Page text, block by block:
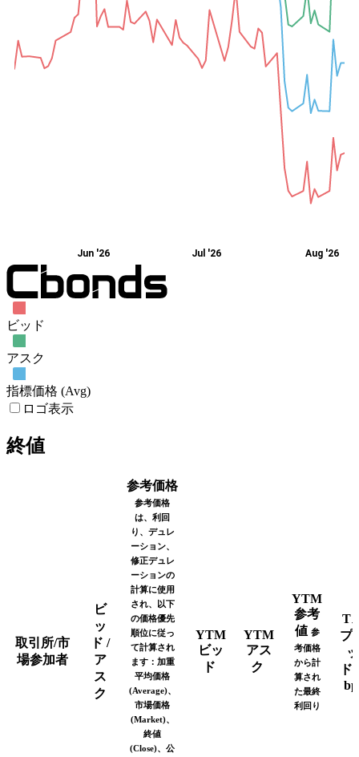
Jun '26 Jul '26 Aug '26
ビッド
アスク
指標価格 (Avg)
ロゴ表示
終値
取引所/市
場参加者
ビ
ッ
ド /
ア
ス
ク
参考価格
参考価格
は、利回
り、デュレ
ーション、
修正デュレ
ーションの
計算に使用
され、以下
の価格優先
順位に従っ
て計算され
ます：加重
平均価格
(Average)、
市場価格
(Market)、
終値
(Close)、公
YTM
ビッ
ド
YTM
アス
ク
YTM
参考
値 参
考価格
から計
算され
た最終
利回り
T
プ
ッ
ド
bp